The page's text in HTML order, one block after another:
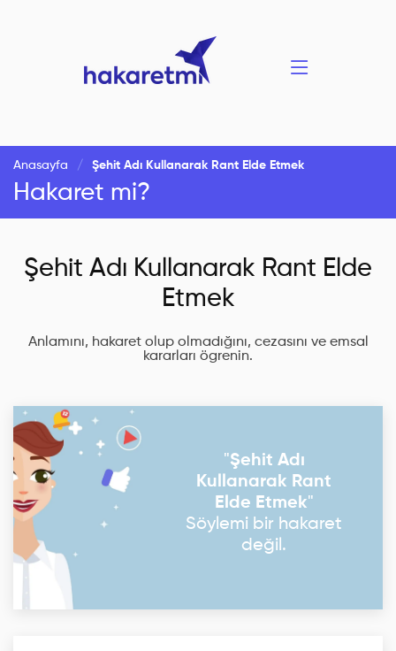
Anasayfa Şehit Adı Kullanarak Rant Elde Etmek
Hakaret mi?
Şehit Adı Kullanarak Rant Elde
Etmek
Anlamını, hakaret olup olmadığını, cezasını ve emsal
kararları ögrenin.
"Şehit Adı
Kullanarak Rant
Elde Etmek"
Söylemi bir hakaret
değil.